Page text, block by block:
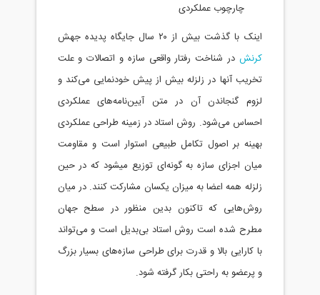
چارچوب عملکردی
اینک با گذشت بیش از ۲۰ سال جایگاه پدیده جهش
در شناخت رفتار واقعی سازه و اتصالات و علت
تخریب آنها در زلزله بیش از پیش خودنمایی می‌کند و
لزوم گنجاندن آن در متن آیین‌نامه‌های عملکردی
احساس می‌شود. روش استاد در زمینه طراحی عملکردی
بهینه بر اصول تکامل طبیعی استوار است و مقاومت
میان اجزای سازه به گونه‌ای توزیع میشود که در حین
زلزله همه اعضا به میزان یکسان مشارکت کنند. در میان
روش‌هایی که تاکنون بدین منظور در سطح جهان
مطرح شده است روش استاد بی‌بدیل است و می‌تواند
با کارایی بالا و قدرت برای طراحی سازه‌های بسیار بزرگ
و پرعضو به راحتی بکار گرفته شود.